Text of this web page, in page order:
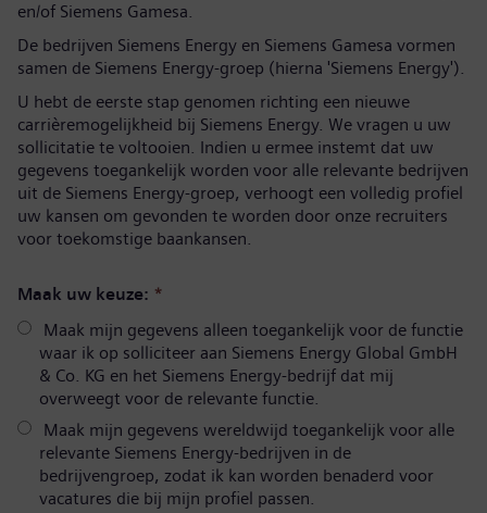
en/of Siemens Gamesa.
De bedrijven Siemens Energy en Siemens Gamesa vormen
samen de Siemens Energy-groep (hierna 'Siemens Energy').
U hebt de eerste stap genomen richting een nieuwe
carrièremogelijkheid bij Siemens Energy. We vragen u uw
sollicitatie te voltooien. Indien u ermee instemt dat uw
gegevens toegankelijk worden voor alle relevante bedrijven
uit de Siemens Energy-groep, verhoogt een volledig profiel
uw kansen om gevonden te worden door onze recruiters
voor toekomstige baankansen.
Maak uw keuze: *
Maak mijn gegevens alleen toegankelijk voor de functie
waar ik op solliciteer aan Siemens Energy Global GmbH
& Co. KG en het Siemens Energy-bedrijf dat mij
overweegt voor de relevante functie.
Maak mijn gegevens wereldwijd toegankelijk voor alle
relevante Siemens Energy-bedrijven in de
bedrijvengroep, zodat ik kan worden benaderd voor
vacatures die bij mijn profiel passen.